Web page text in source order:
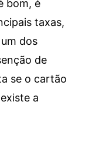
bom, é
taxas,
dos
de
se o cartão
a